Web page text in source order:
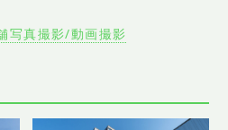
写真撮影/動画撮影